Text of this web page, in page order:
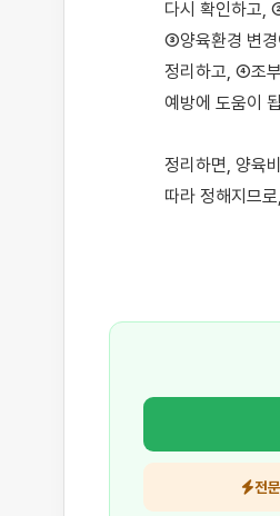
다시 확인하고,
③양육환경 변경
정리하고, ④조
예방에 도움이
정리하면, 양육
따라 정해지므
전